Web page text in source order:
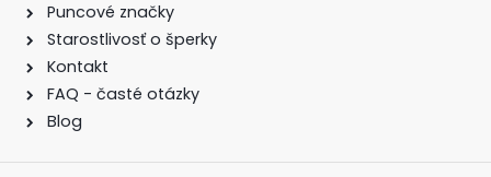
Puncové značky
Starostlivosť o šperky
Kontakt
FAQ - časté otázky
Blog